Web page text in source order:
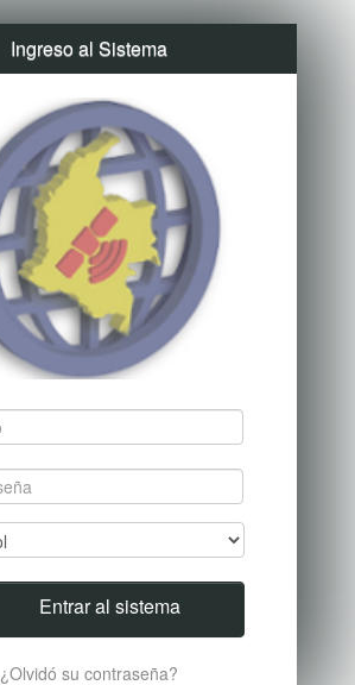
Ingreso al Sistema
Entrar al sistema
¿Olvidó su contraseña?